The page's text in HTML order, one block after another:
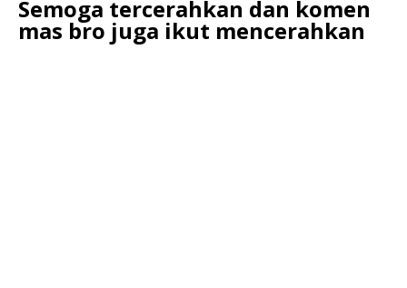
Semoga tercerahkan dan komen
mas bro juga ikut mencerahkan